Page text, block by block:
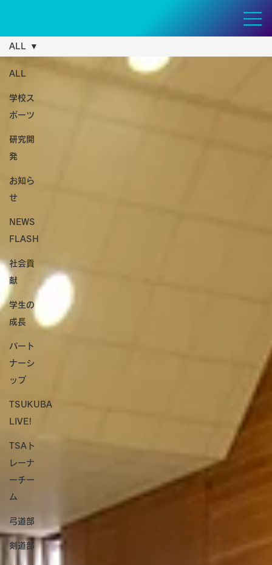
ALL
学校ス
ポーツ
研究開
発
お知ら
せ
NEWS
FLASH
社会貢
献
学生の
成長
パート
ナーシ
ップ
TSUKUBA
LIVE!
TSAト
レーナ
ーチー
ム
弓道部
剣道部
ALL